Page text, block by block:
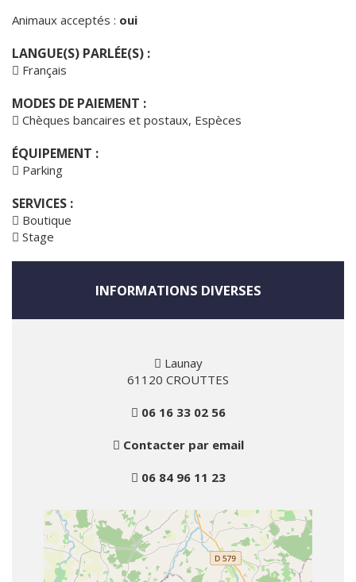
Animaux acceptés : oui
LANGUE(S) PARLÉE(S) :
Français
MODES DE PAIEMENT :
Chèques bancaires et postaux, Espèces
ÉQUIPEMENT :
Parking
SERVICES :
Boutique
Stage
INFORMATIONS DIVERSES
Launay
61120 CROUTTES
06 16 33 02 56
Contacter par email
06 84 96 11 23